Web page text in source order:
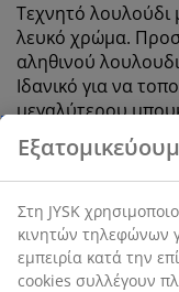
Τεχνητό λουλούδι
λευκό χρώμα.
αληθινού
Ιδανικό για να
μεγαλύτερου
SKU: 4912954
Στη JYSK
κινητών τηλεφώνων
εμπειρία κατά την
cookies συλλέγουν